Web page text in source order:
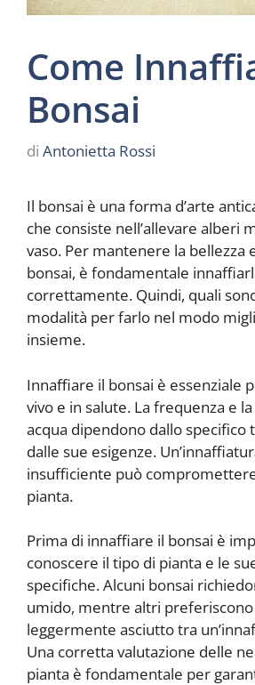
Come
Bonsai
di Antonietta Rossi
Il bonsai è una forma d’arte
che consiste nell’allevare alberi
vaso. Per mantenere la bellezza
bonsai, è fondamentale
correttamente. Quindi, quali
modalità per farlo nel modo
insieme.
Innaffiare il bonsai è essenziale
vivo e in salute. La frequenza e
acqua dipendono dallo specifico
dalle sue esigenze.
insufficiente può
pianta.
Prima di innaffiare il bonsai è
conoscere il tipo di pianta e le
specifiche. Alcuni bonsai
umido, mentre altri
leggermente asciutto tra
Una corretta valutazione delle
pianta è fondamentale per